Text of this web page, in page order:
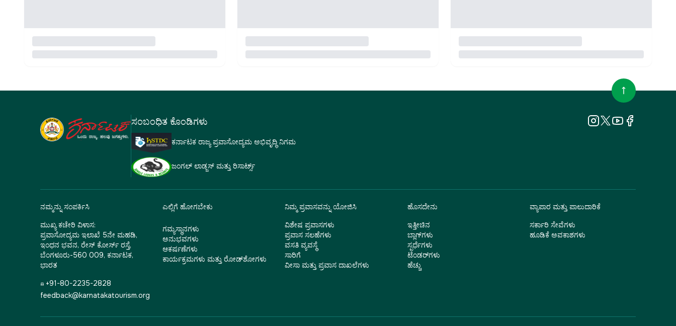
ಸಂಬಂಧಿತ ಕೊಂಡಿಗಳು
ಕರ್ನಾಟಕ ರಾಜ್ಯ ಪ್ರವಾಸೋದ್ಯಮ ಅಭಿವೃದ್ಧಿ ನಿಗಮ
ಜಂಗಲ್ ಲಾಡ್ಜಸ್ ಮತ್ತು ರಿಸಾರ್ಟ್ಸ್
ನಮ್ಮನ್ನು ಸಂಪರ್ಕಿಸಿ
ಮುಖ್ಯ ಕಚೇರಿ ವಿಳಾಸ:
ಪ್ರವಾಸೋದ್ಯಮ ಇಲಾಖೆ 5ನೇ ಮಹಡಿ,
ಇಂಧನ ಭವನ, ರೇಸ್ ಕೋರ್ಸ್ ರಸ್ತೆ,
ಬೆಂಗಳೂರು-560 009, ಕರ್ನಾಟಕ,
ಭಾರತ
☎ +91-80-2235-2828
feedback@karnatakatourism.org
ಎಲ್ಲಿಗೆ ಹೋಗಬೇಕು
ಗಮ್ಯಸ್ಥಾನಗಳು
ಅನುಭವಗಳು
ಆಕರ್ಷಣೆಗಳು
ಕಾರ್ಯಕ್ರಮಗಳು ಮತ್ತು ರೋಡ್‌ಶೋಗಳು
ನಿಮ್ಮ ಪ್ರವಾಸವನ್ನು ಯೋಜಿಸಿ
ವಿಶೇಷ ಪ್ರವಾಸಗಳು
ಪ್ರವಾಸ ಸಲಹೆಗಳು
ವಸತಿ ವ್ಯವಸ್ಥೆ
ಸಾರಿಗೆ
ವೀಸಾ ಮತ್ತು ಪ್ರವಾಸ ದಾಖಲೆಗಳು
ಹೊಸದೇನು
ಇತ್ತೀಚಿನ
ಬ್ಲಾಗ್‌ಗಳು
ಸ್ಪರ್ಧೆಗಳು
ಟೆಂಡರ್‌ಗಳು
ಹೆಚ್ಚು
ವ್ಯಾಪಾರ ಮತ್ತು ಪಾಲುದಾರಿಕೆ
ಸರ್ಕಾರಿ ಸೇವೆಗಳು
ಹೂಡಿಕೆ ಅವಕಾಶಗಳು